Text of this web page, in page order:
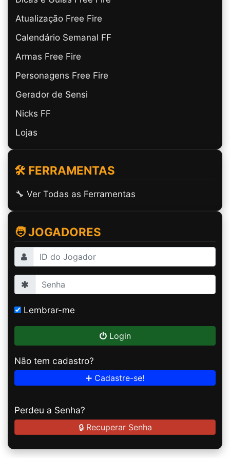
Atualização Free Fire
Calendário Semanal FF
Armas Free Fire
Personagens Free Fire
Gerador de Sensi
Nicks FF
Lojas
🛠️ FERRAMENTAS
🔧 Ver Todas as Ferramentas
🧑 JOGADORES
Lembrar-me
Login
Não tem cadastro?
➕ Cadastre-se!
Perdeu a Senha?
🔒 Recuperar Senha